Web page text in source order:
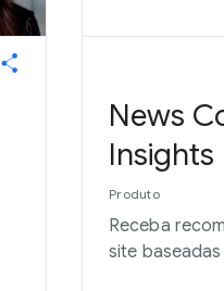
News
Insights
Produto
Receba
site